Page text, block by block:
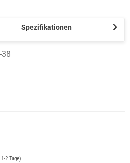
Spezifikationen
38
2 Tage)